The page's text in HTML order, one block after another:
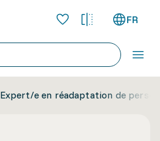
FR
Expert/e en réadaptation de